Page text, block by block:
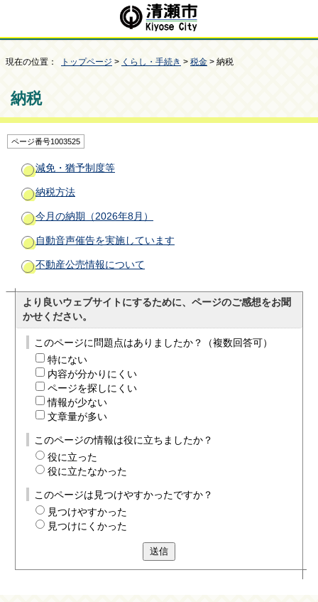
現在の位置： トップページ > くらし・手続き > 税金 > 納税
納税
ページ番号1003525
減免・猶予制度等
納税方法
今月の納期（2026年8月）
自動音声催告を実施しています
不動産公売情報について
より良いウェブサイトにするために、ページのご感想をお聞
かせください。
このページに問題点はありましたか？（複数回答可）
特にない
内容が分かりにくい
ページを探しにくい
情報が少ない
文章量が多い
このページの情報は役に立ちましたか？
役に立った
役に立たなかった
このページは見つけやすかったですか？
見つけやすかった
見つけにくかった
送信